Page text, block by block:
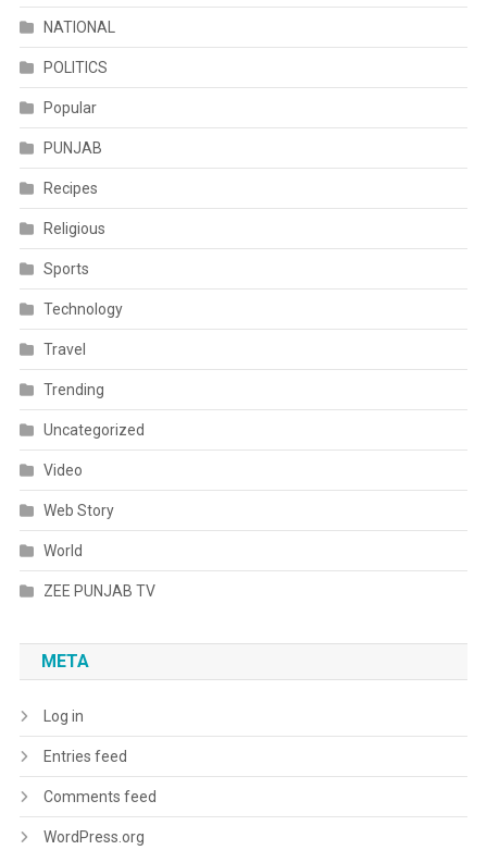
NATIONAL
POLITICS
Popular
PUNJAB
Recipes
Religious
Sports
Technology
Travel
Trending
Uncategorized
Video
Web Story
World
ZEE PUNJAB TV
META
Log in
Entries feed
Comments feed
WordPress.org